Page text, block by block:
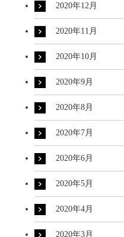
2020年12月
2020年11月
2020年10月
2020年9月
2020年8月
2020年7月
2020年6月
2020年5月
2020年4月
2020年3月